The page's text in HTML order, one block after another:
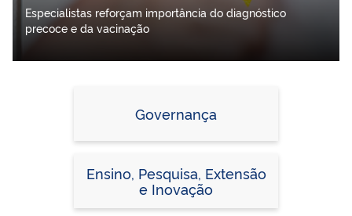
Especialistas reforçam importância do diagnóstico
precoce e da vacinação
Governança
Ensino, Pesquisa, Extensão
e Inovação